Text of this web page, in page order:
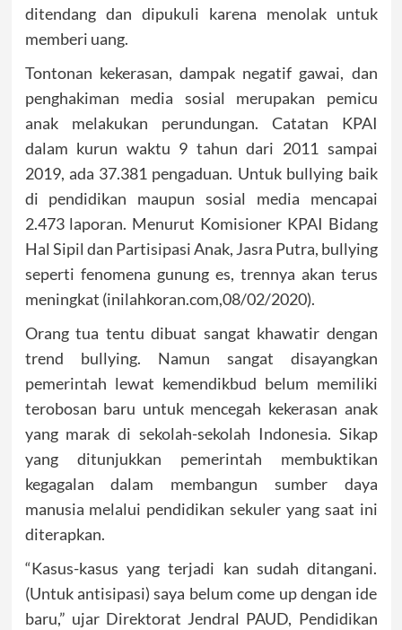
ditendang dan dipukuli karena menolak untuk
memberi uang.
Tontonan kekerasan, dampak negatif gawai, dan
penghakiman media sosial merupakan pemicu
anak melakukan perundungan. Catatan KPAI
dalam kurun waktu 9 tahun dari 2011 sampai
2019, ada 37.381 pengaduan. Untuk bullying baik
di pendidikan maupun sosial media mencapai
2.473 laporan. Menurut Komisioner KPAI Bidang
Hal Sipil dan Partisipasi Anak, Jasra Putra, bullying
seperti fenomena gunung es, trennya akan terus
meningkat (inilahkoran.com,08/02/2020).
Orang tua tentu dibuat sangat khawatir dengan
trend bullying. Namun sangat disayangkan
pemerintah lewat kemendikbud belum memiliki
terobosan baru untuk mencegah kekerasan anak
yang marak di sekolah-sekolah Indonesia. Sikap
yang ditunjukkan pemerintah membuktikan
kegagalan dalam membangun sumber daya
manusia melalui pendidikan sekuler yang saat ini
diterapkan.
“Kasus-kasus yang terjadi kan sudah ditangani.
(Untuk antisipasi) saya belum come up dengan ide
baru,” ujar Direktorat Jendral PAUD, Pendidikan